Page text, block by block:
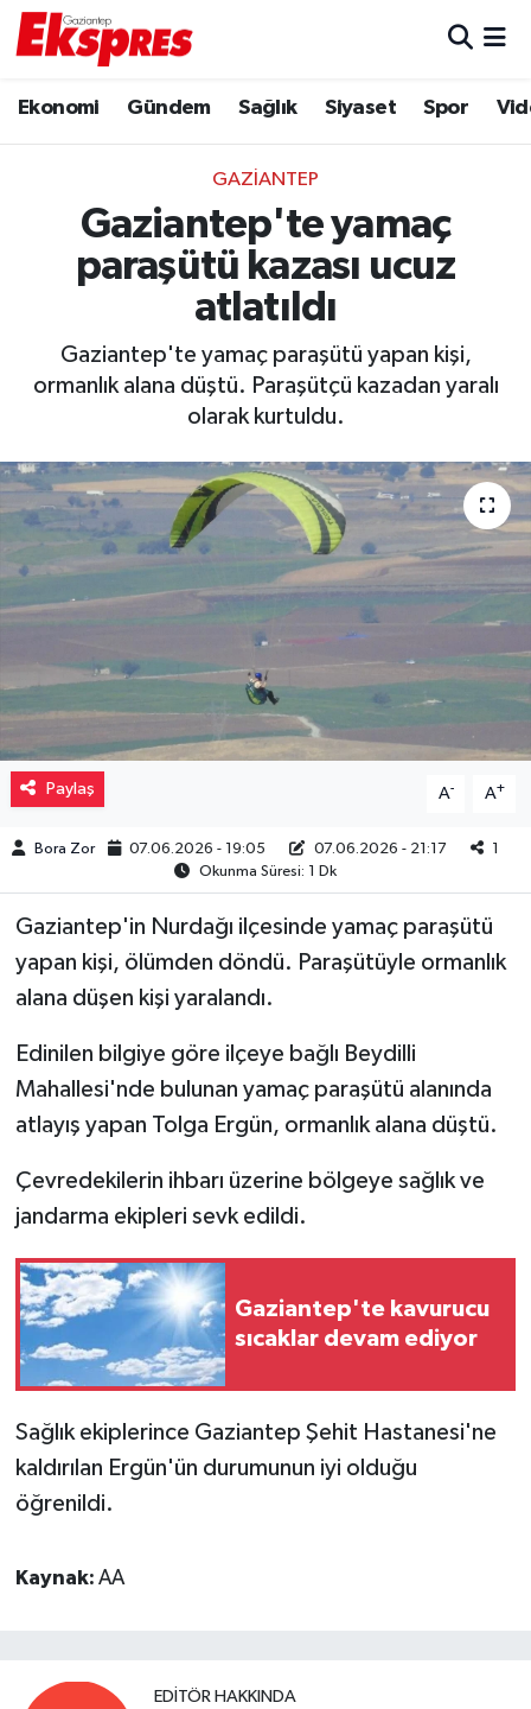
Ekonomi Gündem Sağlık Siyaset Spor
GAZIANTEP
Gaziantep'te yamaç
paraşütü kazası ucuz
atlatıldı
Gaziantep'te yamaç paraşütü yapan kişi,
ormanlık alana düştü. Paraşütçü kazadan yaralı
olarak kurtuldu.
Paylaş A- A+
Bora Zor 07.06.2026 - 19:05 07.06.2026 - 21:17
1
Okunma Süresi: 1 Dk
Gaziantep'in Nurdağı ilçesinde yamaç paraşütü
yapan kişi, ölümden döndü. Paraşütüyle ormanlık
alana düşen kişi yaralandı.
Edinilen bilgiye göre ilçeye bağlı Beydilli
Mahallesi'nde bulunan yamaç paraşütü alanında
atlayış yapan Tolga Ergün, ormanlık alana düştü.
Çevredekilerin ihbarı üzerine bölgeye sağlık ve
jandarma ekipleri sevk edildi.
Gaziantep'te kavurucu
sıcaklar devam ediyor
Sağlık ekiplerince Gaziantep Şehit Hastanesi'ne
kaldırılan Ergün'ün durumunun iyi olduğu
öğrenildi.
Kaynak: AA
EDITÖR HAKKINDA
Ekonomi
Gaziantep son dakika
Genel
Haberler
Magazin
Müzik
Sağlık
Spor
Teknoloji
Türkiye
Video Haber
Yaşam
Yemek
Trafik Durumu
Puan Durumu ve Fikstür
Tüm Manşetler
Haber Arşivi